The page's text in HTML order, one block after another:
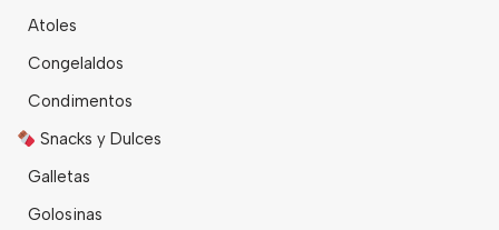
Atoles
Congelaldos
Condimentos
Snacks y Dulces
Galletas
Golosinas